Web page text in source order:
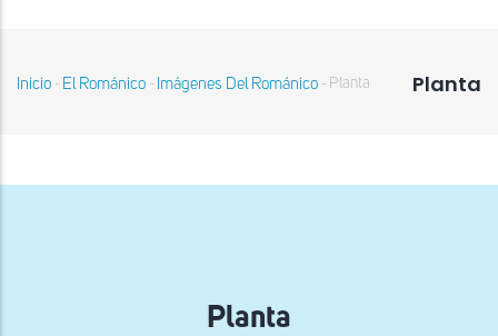
Planta
Sobrescribir
Inicio - El Románico - Imágenes Del Románico - Planta
Planta